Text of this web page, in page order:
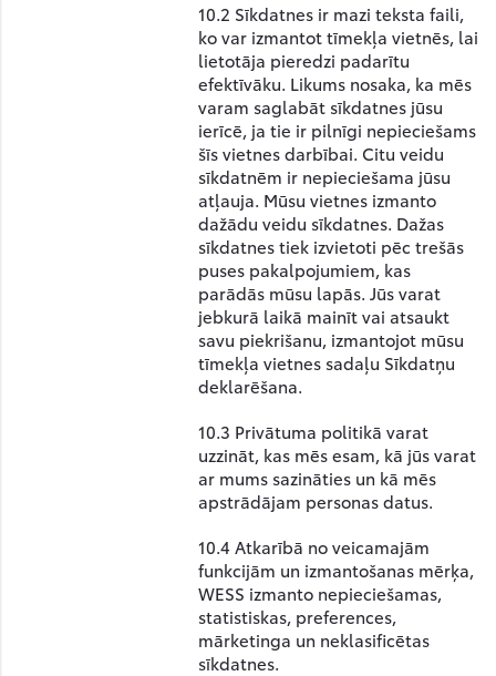
10.2 Sīkdatnes ir mazi teksta faili,
ko var izmantot tīmekļa vietnēs, lai
lietotāja pieredzi padarītu
efektīvāku. Likums nosaka, ka mēs
varam saglabāt sīkdatnes jūsu
ierīcē, ja tie ir pilnīgi nepieciešams
šīs vietnes darbībai. Citu veidu
sīkdatnēm ir nepieciešama jūsu
atļauja. Mūsu vietnes izmanto
dažādu veidu sīkdatnes. Dažas
sīkdatnes tiek izvietoti pēc trešās
puses pakalpojumiem, kas
parādās mūsu lapās. Jūs varat
jebkurā laikā mainīt vai atsaukt
savu piekrišanu, izmantojot mūsu
tīmekļa vietnes sadaļu Sīkdatņu
deklarēšana.
10.3 Privātuma politikā varat
uzzināt, kas mēs esam, kā jūs varat
ar mums sazināties un kā mēs
apstrādājam personas datus.
10.4 Atkarībā no veicamajām
funkcijām un izmantošanas mērķa,
WESS izmanto nepieciešamas,
statistiskas, preferences,
mārketinga un neklasificētas
sīkdatnes.